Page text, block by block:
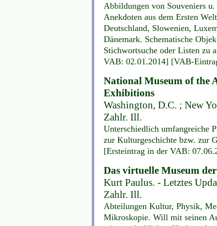
Abbildungen von Souveniers
Anekdoten aus dem Ersten
Deutschland, Slowenien,
Dänemark. Schematische
Stichwortsuche oder Listen zu
VAB: 02.01.2014] [VAB-
National Museum of the
Exhibitions
Washington, D.C. ; New
Zahlr. Ill.
Unterschiedlich umfangreiche
zur Kulturgeschichte bzw. zur
[Ersteintrag in der VAB:
Das virtuelle Museum
Kurt Paulus. - Letztes
Zahlr. Ill.
Abteilungen Kultur, Physik,
Mikroskopie. Will mit seinen